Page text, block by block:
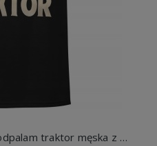
Koszulka Ja nie chrapię ja odpalam traktor męska z nadrukiem